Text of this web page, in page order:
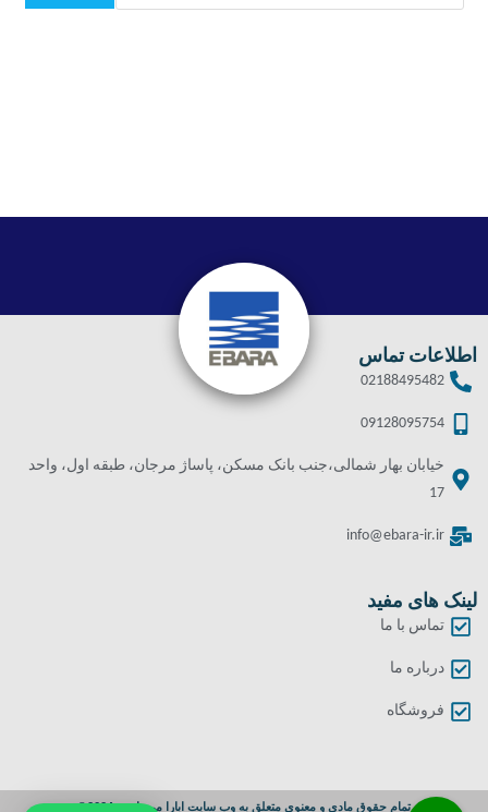
اطلاعات تماس
02188495482
09128095754
خیابان بهار شمالی،جنب بانک مسکن، پاساژ مرجان، طبقه اول، واحد
17
info@ebara-ir.ir
لینک های مفید
تماس با ما
درباره ما
فروشگاه
تمام حقوق مادی و معنوی متعلق به وب سایت ابارا می باشد. 2024©